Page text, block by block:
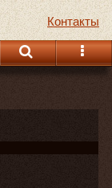
Контакты